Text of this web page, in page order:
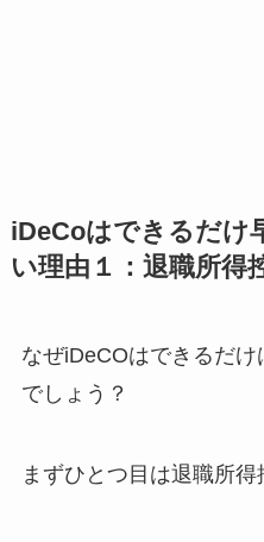
iDeCoはできるだけ
い理由１：退職所得
なぜiDeCOはできるだ
でしょう？
まずひとつ目は退職所得